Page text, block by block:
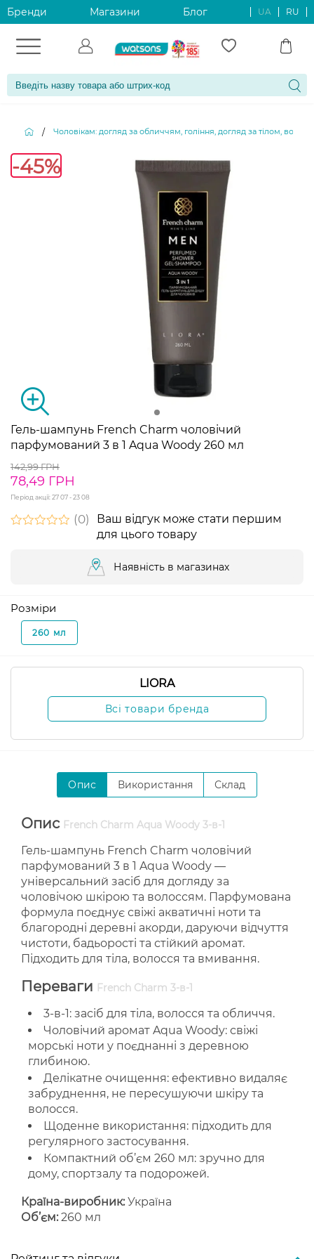
Бренди Магазини Блог UA RU
/ Чоловікам: догляд за обличчям, гоління, догляд за тілом,
-45%
Гель-шампунь French Charm чоловічий
парфумований 3 в 1 Aqua Woody 260 мл
142,99 ГРН
78,49 ГРН
Період акції:27 07 - 23 08
0
Ваш відгук може стати першим
для цього товару
Наявність в магазинах
Розміри
260 мл
LIORA
Всі товари бренда
Опис Використання Склад
Опис French Charm Aqua Woody 3-в-1
Гель-шампунь French Charm чоловічий
парфумований 3 в 1 Aqua Woody —
універсальний засіб для догляду за
чоловічою шкірою та волоссям. Парфумована
формула поєднує свіжі акватичні ноти та
благородні деревні акорди, даруючи відчуття
чистоти, бадьорості та стійкий аромат.
Підходить для тіла, волосся та вмивання.
Переваги French Charm 3-в-1
3-в-1: засіб для тіла, волосся та обличчя.
Чоловічий аромат Aqua Woody: свіжі
морські ноти у поєднанні з деревною
глибиною.
Делікатне очищення: ефективно видаляє
забруднення, не пересушуючи шкіру та
волосся.
Щоденне використання: підходить для
регулярного застосування.
Компактний об’єм 260 мл: зручно для
дому, спортзалу та подорожей.
Країна-виробник:Україна
Об’єм:260 мл